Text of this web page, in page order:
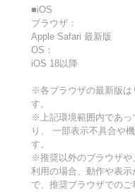
■iOS
ブラウザ：
Apple Safari 最新版
OS：
iOS 18以降
※各ブラウザの最新版は
す。
※上記環境範囲内であっ
り、 一部表示不具合や
す。
※推奨以外のブラウザや
利用の場合、動作や表
で、推奨ブラウザでのご